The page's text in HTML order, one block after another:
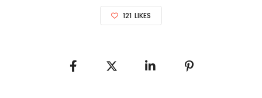
121 LIKES